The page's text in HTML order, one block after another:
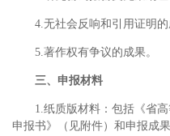
4.无社会反响和引用证明的
5.著作权有争议的成果。
三、申报材料
1.纸质版材料：包括《省
申报书》（见附件）和申报成